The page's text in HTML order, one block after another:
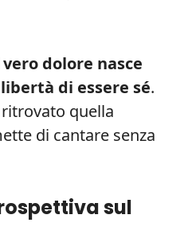
dolore nasce
di essere sé.
quella
di cantare senza
sul